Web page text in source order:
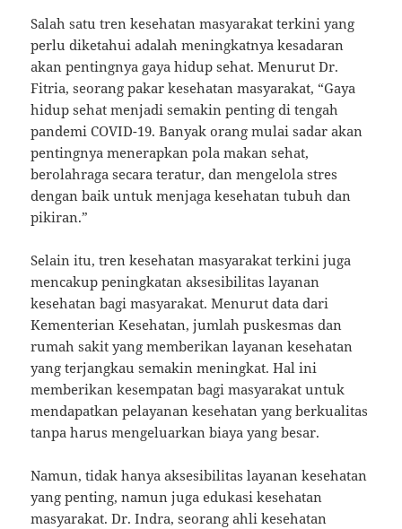
Salah satu tren kesehatan masyarakat terkini yang
perlu diketahui adalah meningkatnya kesadaran
akan pentingnya gaya hidup sehat. Menurut Dr.
Fitria, seorang pakar kesehatan masyarakat, “Gaya
hidup sehat menjadi semakin penting di tengah
pandemi COVID-19. Banyak orang mulai sadar akan
pentingnya menerapkan pola makan sehat,
berolahraga secara teratur, dan mengelola stres
dengan baik untuk menjaga kesehatan tubuh dan
pikiran.”
Selain itu, tren kesehatan masyarakat terkini juga
mencakup peningkatan aksesibilitas layanan
kesehatan bagi masyarakat. Menurut data dari
Kementerian Kesehatan, jumlah puskesmas dan
rumah sakit yang memberikan layanan kesehatan
yang terjangkau semakin meningkat. Hal ini
memberikan kesempatan bagi masyarakat untuk
mendapatkan pelayanan kesehatan yang berkualitas
tanpa harus mengeluarkan biaya yang besar.
Namun, tidak hanya aksesibilitas layanan kesehatan
yang penting, namun juga edukasi kesehatan
masyarakat. Dr. Indra, seorang ahli kesehatan